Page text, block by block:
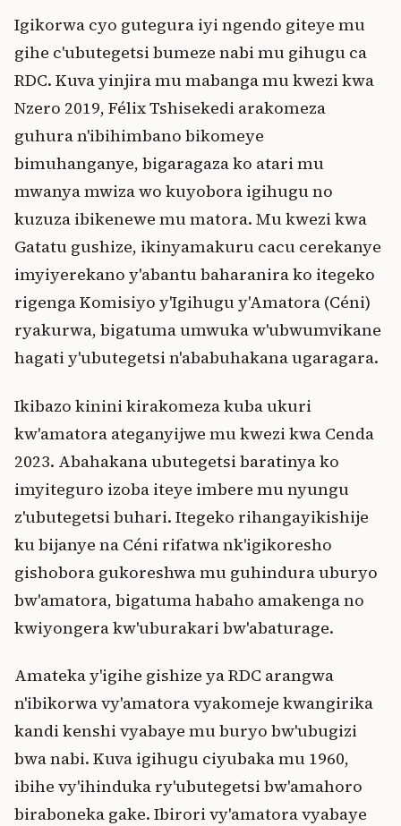
Igikorwa cyo gutegura iyi ngendo giteye mu
gihe c'ubutegetsi bumeze nabi mu gihugu ca
RDC. Kuva yinjira mu mabanga mu kwezi kwa
Nzero 2019, Félix Tshisekedi arakomeza
guhura n'ibihimbano bikomeye
bimuhanganye, bigaragaza ko atari mu
mwanya mwiza wo kuyobora igihugu no
kuzuza ibikenewe mu matora. Mu kwezi kwa
Gatatu gushize, ikinyamakuru cacu cerekanye
imyiyerekano y'abantu baharanira ko itegeko
rigenga Komisiyo y'Igihugu y'Amatora (Céni)
ryakurwa, bigatuma umwuka w'ubwumvikane
hagati y'ubutegetsi n'ababuhakana ugaragara.
Ikibazo kinini kirakomeza kuba ukuri
kw'amatora ateganyijwe mu kwezi kwa Cenda
2023. Abahakana ubutegetsi baratinya ko
imyiteguro izoba iteye imbere mu nyungu
z'ubutegetsi buhari. Itegeko rihangayikishije
ku bijanye na Céni rifatwa nk'igikoresho
gishobora gukoreshwa mu guhindura uburyo
bw'amatora, bigatuma habaho amakenga no
kwiyongera kw'uburakari bw'abaturage.
Amateka y'igihe gishize ya RDC arangwa
n'ibikorwa vy'amatora vyakomeje kwangirika
kandi kenshi vyabaye mu buryo bw'ubugizi
bwa nabi. Kuva igihugu ciyubaka mu 1960,
ibihe vy'ihinduka ry'ubutegetsi bw'amahoro
biraboneka gake. Ibirori vy'amatora vyabaye